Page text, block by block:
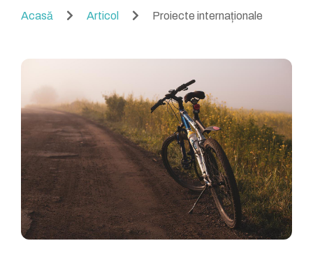
Acasă Articol Proiecte internaționale